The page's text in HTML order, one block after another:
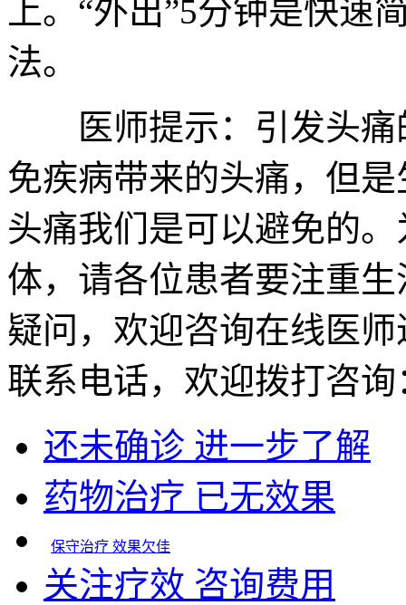
上。“外出”5分钟是快速
法。
医师提示：引发头痛
免疾病带来的头痛，但
头痛我们是可以避免的
体，请各位患者要注重
疑问，欢迎咨询在线医
联系电话，欢迎拨打咨询
还未确诊 进一步了解
药物治疗 已无效果
保守治疗 效果欠佳
关注疗效 咨询费用